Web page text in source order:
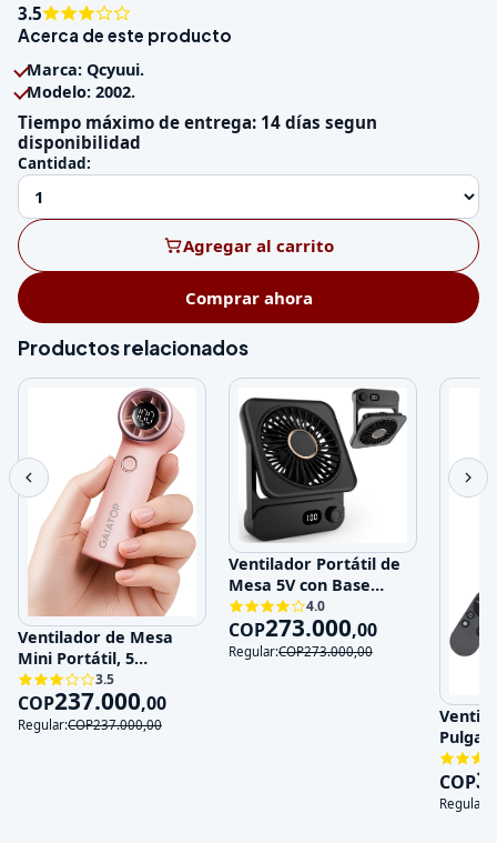
3.5
Acerca de este producto
Marca: Qcyuui.
Modelo: 2002.
Tiempo máximo de entrega: 14 días segun
disponibilidad
Cantidad:
Agregar al carrito
Comprar ahora
Productos relacionados
Ventilador de Mesa
Mini Portátil, 5
Velocidades, 5V,
Recargable
3.5
COP237.000,00
Regular:COP237.000,00
Ventilador Portátil de
Mesa 5V con Base
Magnética y 100
Velocidades
4.0
COP273.000,00
Regular:COP273.000,00
120V
COP
Regular: